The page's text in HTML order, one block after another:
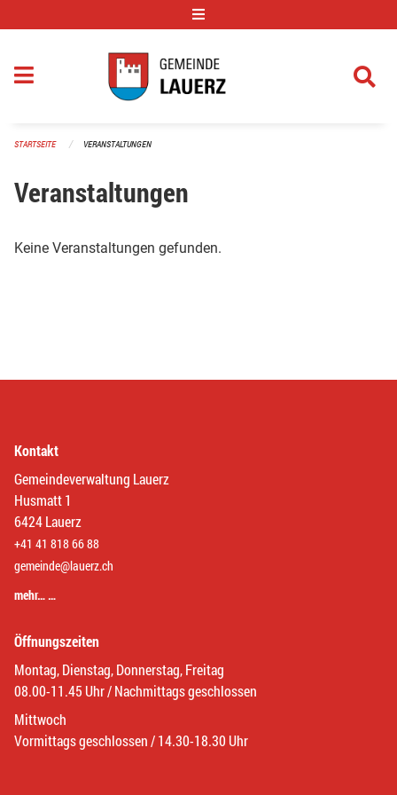
STARTSEITE VERANSTALTUNGEN
Veranstaltungen
Keine Veranstaltungen gefunden.
Kontakt
Gemeindeverwaltung Lauerz
Husmatt 1
6424 Lauerz
+41 41 818 66 88
gemeinde@lauerz.ch
mehr… …
Öffnungszeiten
Montag, Dienstag, Donnerstag, Freitag
08.00-11.45 Uhr / Nachmittags geschlossen
Mittwoch
Vormittags geschlossen / 14.30-18.30 Uhr